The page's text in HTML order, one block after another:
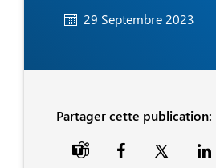
29 Septembre 2023
Partager cette publication:
